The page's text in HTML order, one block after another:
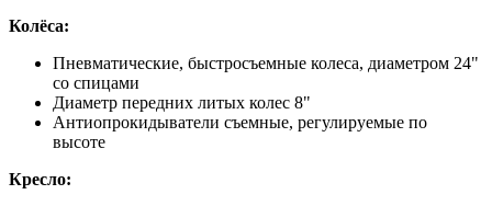
Колёса:
Пневматические, быстросъемные колеса, диаметром 24"
со спицами
Диаметр передних литых колес 8"
Антиопрокидыватели съемные, регулируемые по
высоте
Кресло: